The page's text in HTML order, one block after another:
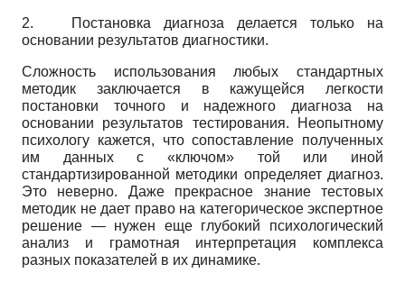
2.
Постановка диагноза делается только на
основании результатов диагностики.
Сложность использования любых стандартных
методик заключается в кажущейся легкости
постановки точного и надежного диагноза на
основании результатов тестирования. Неопытному
психологу кажется, что сопоставление полученных
им данных с «ключом» той или иной
стандартизированной методики определяет диагноз.
Это неверно. Даже прекрасное знание тестовых
методик не дает право на категорическое экспертное
решение — нужен еще глубокий психологический
анализ и грамотная интерпретация комплекса
разных показателей в их динамике.